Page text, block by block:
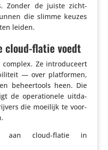
Zonder de juiste zicht­
die slimme keuzes
leiden.
cloud-flatie voedt
Ze intro­du­ceert
— over plat­formen,
beheer­tools heen. Die
de opera­ti­o­nele uitda­
die moeilijk te voor­
aan cloud-flatie in